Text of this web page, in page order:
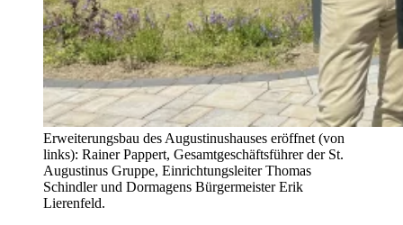
Erweiterungsbau des Augustinushauses eröffnet (von
links): Rainer Pappert, Gesamtgeschäftsführer der St.
Augustinus Gruppe, Einrichtungsleiter Thomas
Schindler und Dormagens Bürgermeister Erik
Lierenfeld.